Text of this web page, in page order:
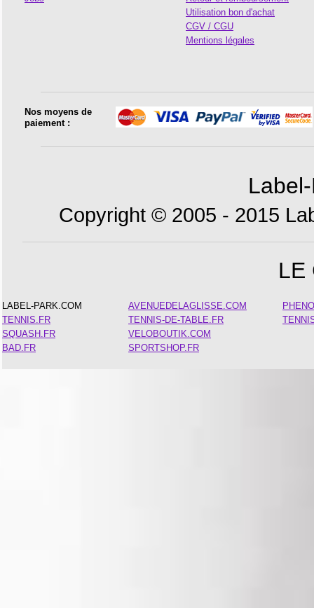
Utilisation bon d'achat
CGV / CGU
Mentions légales
Nos moyens de
paiement :
Copyright © 2005 - 2015
LE
LABEL-PARK.COM
TENNIS.FR
SQUASH.FR
BAD.FR
AVENUEDELAGLISSE.COM
TENNIS-DE-TABLE.FR
VELOBOUTIK.COM
SPORTSHOP.FR